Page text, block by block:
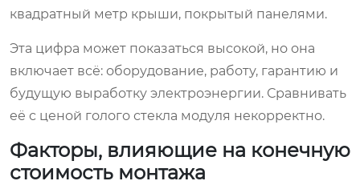
квадратный метр крыши, покрытый панелями.
Эта цифра может показаться высокой, но она
включает всё: оборудование, работу, гарантию и
будущую выработку электроэнергии. Сравнивать
её с ценой голого стекла модуля некорректно.
Факторы, влияющие на конечную
стоимость монтажа